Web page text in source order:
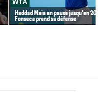
Haddad Maia en pause jusqu'en
Fonseca prend sa défense